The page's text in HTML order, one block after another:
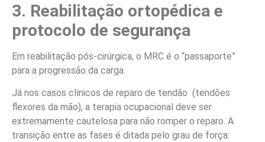
3. Reabilitação ortopédica e
protocolo de segurança
Em reabilitação pós-cirúrgica, o MRC é o “passaporte”
para a progressão da carga.
Já nos casos clínicos de reparo de tendão (tendões
flexores da mão), a terapia ocupacional deve ser
extremamente cautelosa para não romper o reparo. A
transição entre as fases é ditada pelo grau de força: